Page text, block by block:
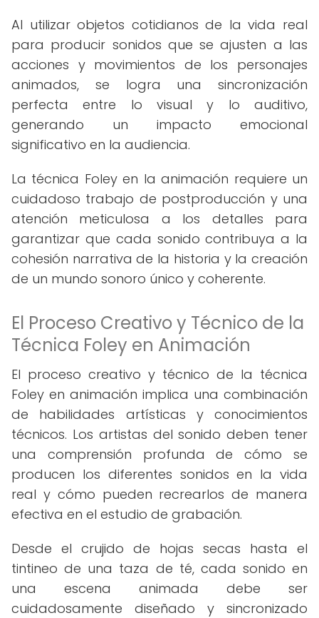
Al utilizar objetos cotidianos de la vida real
para producir sonidos que se ajusten a las
acciones y movimientos de los personajes
animados, se logra una sincronización
perfecta entre lo visual y lo auditivo,
generando un impacto emocional
significativo en la audiencia.
La técnica Foley en la animación requiere un
cuidadoso trabajo de postproducción y una
atención meticulosa a los detalles para
garantizar que cada sonido contribuya a la
cohesión narrativa de la historia y la creación
de un mundo sonoro único y coherente.
El Proceso Creativo y Técnico de la
Técnica Foley en Animación
El proceso creativo y técnico de la técnica
Foley en animación implica una combinación
de habilidades artísticas y conocimientos
técnicos. Los artistas del sonido deben tener
una comprensión profunda de cómo se
producen los diferentes sonidos en la vida
real y cómo pueden recrearlos de manera
efectiva en el estudio de grabación.
Desde el crujido de hojas secas hasta el
tintineo de una taza de té, cada sonido en
una escena animada debe ser
cuidadosamente diseñado y sincronizado